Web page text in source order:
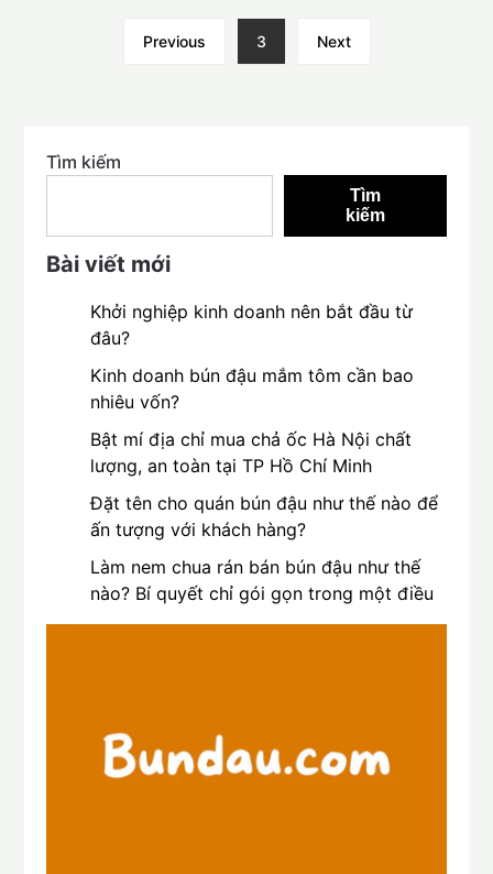
Previous 3 Next
Tìm kiếm
Tìm
kiếm
Bài viết mới
Khởi nghiệp kinh doanh nên bắt đầu từ
đâu?
Kinh doanh bún đậu mắm tôm cần bao
nhiêu vốn?
Bật mí địa chỉ mua chả ốc Hà Nội chất
lượng, an toàn tại TP Hồ Chí Minh
Đặt tên cho quán bún đậu như thế nào để
ấn tượng với khách hàng?
Làm nem chua rán bán bún đậu như thế
nào? Bí quyết chỉ gói gọn trong một điều